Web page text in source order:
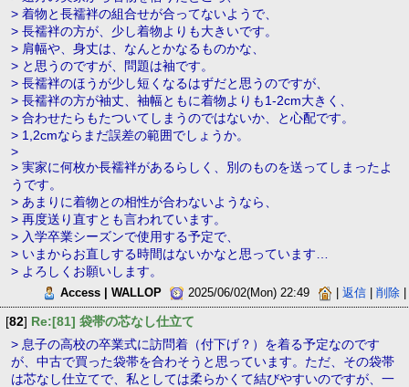
> 着物と長襦袢の組合せが合ってないようで、
> 長襦袢の方が、少し着物よりも大きいです。
> 肩幅や、身丈は、なんとかなるものかな、
> と思うのですが、問題は袖です。
> 長襦袢のほうが少し短くなるはずだと思うのですが、
> 長襦袢の方が袖丈、袖幅ともに着物よりも1-2cm大きく、
> 合わせたらもたついてしまうのではないか、と心配です。
> 1,2cmならまだ誤差の範囲でしょうか。
>
> 実家に何枚か長襦袢があるらしく、別のものを送ってしまったよ
うです。
> あまりに着物との相性が合わないようなら、
> 再度送り直すとも言われています。
> 入学卒業シーズンで使用する予定で、
> いまからお直しする時間はないかなと思っています…
> よろしくお願いします。
Access | WALLOP 2025/06/02(Mon) 22:49 |返信 |削除
[82] Re:[81] 袋帯の芯なし仕立て
> 息子の高校の卒業式に訪問着（付下げ？）を着る予定なのです
が、中古で買った袋帯を合わそうと思っています。ただ、その袋帯
は芯なし仕立てで、私としては柔らかくて結びやすいのですが、一